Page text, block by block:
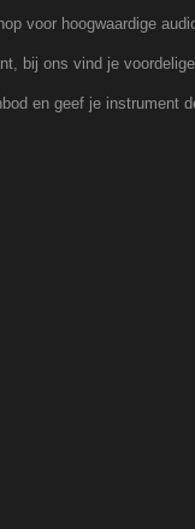
voor hoogwaardige
bij ons vind je
en geef je instrument